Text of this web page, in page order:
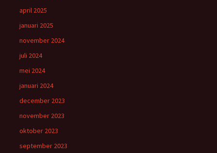
april 2025
januari 2025
november 2024
juli 2024
mei 2024
januari 2024
december 2023
november 2023
oktober 2023
september 2023